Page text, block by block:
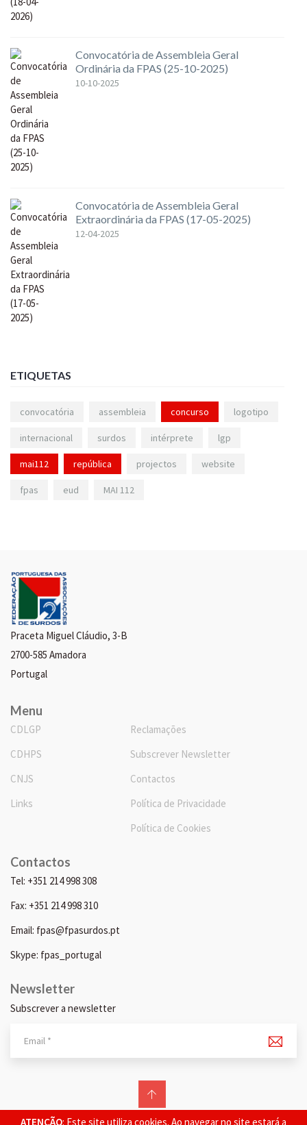
ATENÇÃO: Este site utiliza cookies. Ao navegar no site estará a
Convocatória de Assembleia Geral
Ordinária da FPAS (25-10-2025)
10-10-2025
Convocatória de Assembleia Geral
Extraordinária da FPAS (17-05-2025)
12-04-2025
ETIQUETAS
convocatória assembleia concurso logotipo
internacional surdos intérprete lgp
mai112 república projectos website
fpas eud MAI 112
Praceta Miguel Cláudio, 3-B
2700-585 Amadora
Portugal
Menu
CDLGP
CDHPS
CNJS
Links
Reclamações
Subscrever Newsletter
Contactos
Política de Privacidade
Política de Cookies
Contactos
Tel: +351 214 998 308
Fax: +351 214 998 310
Email: fpas@fpasurdos.pt
Skype: fpas_portugal
Newsletter
Subscrever a newsletter
© 2026 FPAS. Todos os direitos reservados.